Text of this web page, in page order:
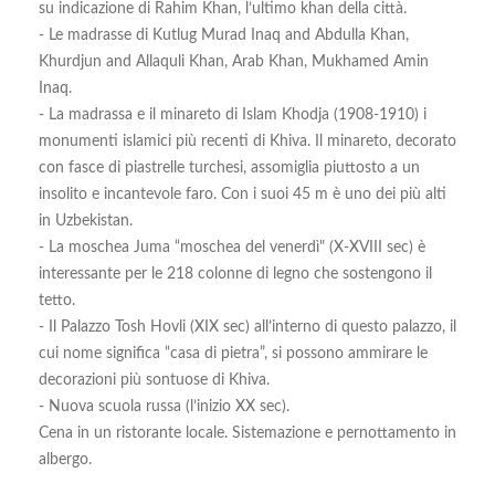
su indicazione di Rahim Khan, l’ultimo khan della città.
- Le madrasse di Kutlug Murad Inaq and Abdulla Khan,
Khurdjun and Allaquli Khan, Arab Khan, Mukhamed Amin
Inaq.
- La madrassa e il minareto di Islam Khodja (1908-1910) i
monumenti islamici più recenti di Khiva. Il minareto, decorato
con fasce di piastrelle turchesi, assomiglia piuttosto a un
insolito e incantevole faro. Con i suoi 45 m è uno dei più alti
in Uzbekistan.
- La moschea Juma “moschea del venerdì" (X-XVIII sec) è
interessante per le 218 colonne di legno che sostengono il
tetto.
- Il Palazzo Tosh Hovli (XIX sec) all’interno di questo palazzo, il
cui nome significa “casa di pietra”, si possono ammirare le
decorazioni più sontuose di Khiva.
- Nuova scuola russa (l’inizio XX sec).
Cena in un ristorante locale. Sistemazione e pernottamento in
albergo.